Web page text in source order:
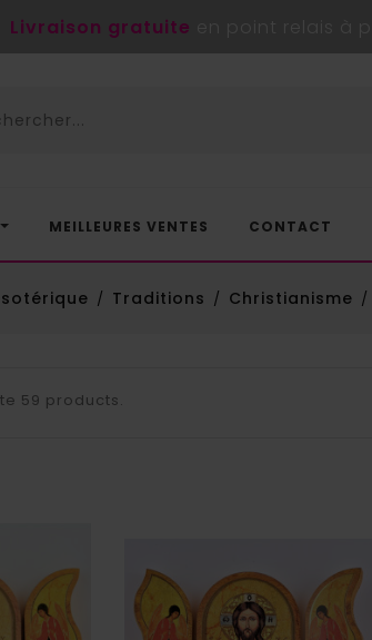
Livraison gratuite
MEILLEURES VENTES CONTACT
Traditions Christianisme
59 products.